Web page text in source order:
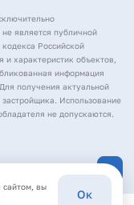
является публичной
Российской
характеристик объектов,
информация
получения актуальной
Использование
не допускаются.
сайтом, вы
Ок